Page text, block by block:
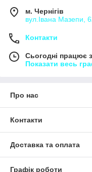
м. Чернігів
вул.Івана Мазепи,
Контакти
Сьогодні працює
Показати весь
Про нас
Контакти
Доставка та оплата
Графік роботи